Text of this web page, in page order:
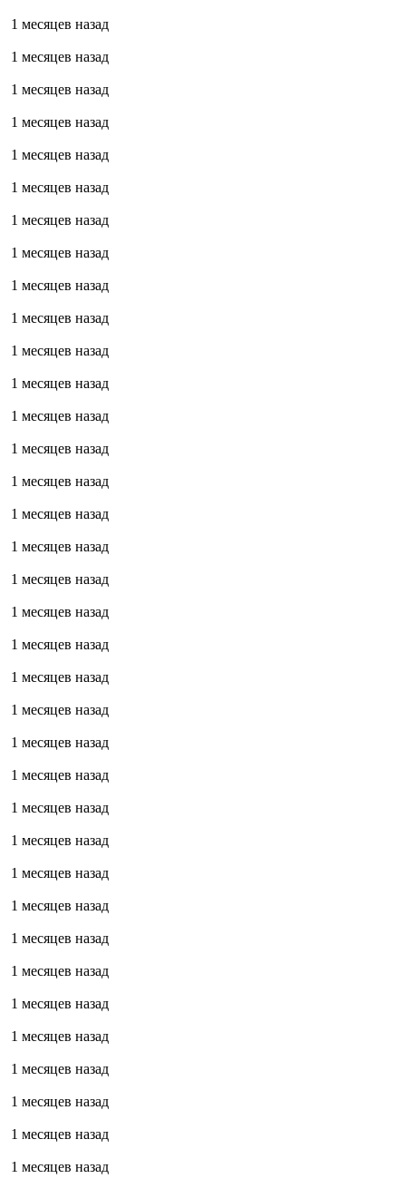
1 месяцев назад
1 месяцев назад
1 месяцев назад
1 месяцев назад
1 месяцев назад
1 месяцев назад
1 месяцев назад
1 месяцев назад
1 месяцев назад
1 месяцев назад
1 месяцев назад
1 месяцев назад
1 месяцев назад
1 месяцев назад
1 месяцев назад
1 месяцев назад
1 месяцев назад
1 месяцев назад
1 месяцев назад
1 месяцев назад
1 месяцев назад
1 месяцев назад
1 месяцев назад
1 месяцев назад
1 месяцев назад
1 месяцев назад
1 месяцев назад
1 месяцев назад
1 месяцев назад
1 месяцев назад
1 месяцев назад
1 месяцев назад
1 месяцев назад
1 месяцев назад
1 месяцев назад
1 месяцев назад